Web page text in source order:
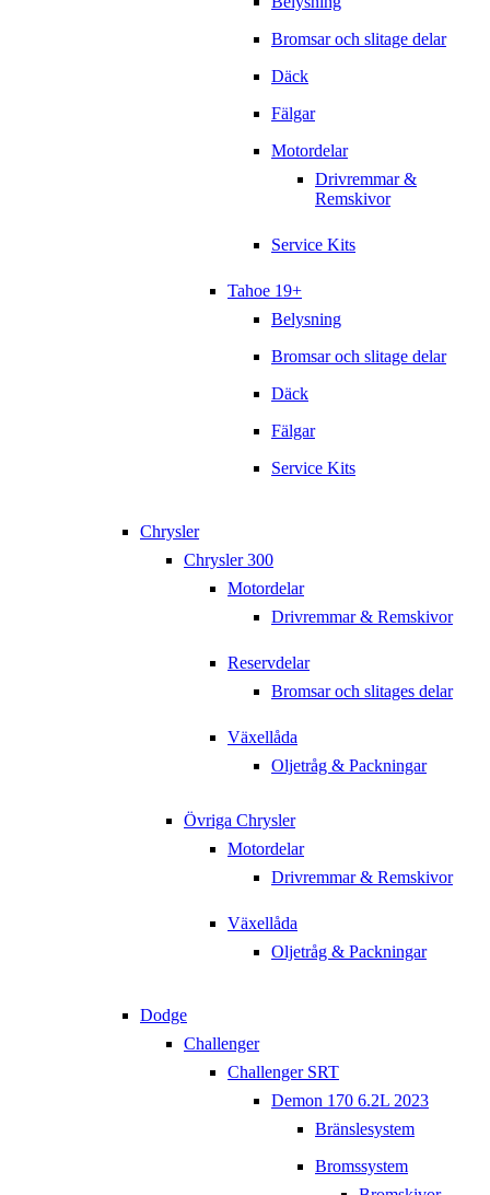
Bromsar och slitage delar
Däck
Fälgar
Motordelar
Drivremmar &
Remskivor
Service Kits
Tahoe 19+
Belysning
Bromsar och slitage delar
Däck
Fälgar
Service Kits
Chrysler
Chrysler 300
Motordelar
Drivremmar & Remskivor
Reservdelar
Bromsar och slitages delar
Växellåda
Oljetråg & Packningar
Övriga Chrysler
Motordelar
Drivremmar & Remskivor
Växellåda
Oljetråg & Packningar
Dodge
Challenger
Challenger SRT
Demon 170 6.2L 2023
Bränslesystem
Bromssystem